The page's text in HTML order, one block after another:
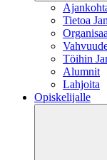
Tietoa
Töihin
Alumnit
Lahjoita
Opiskelijalle